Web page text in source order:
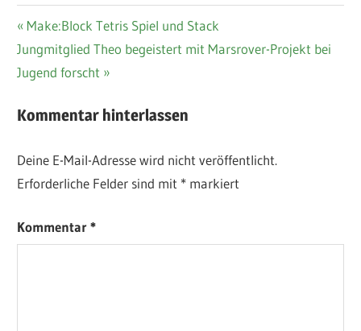
Beitragsnavigation
Vorheriger
Beitrag:
Make:Block Tetris Spiel und Stack
Nächster
Beitrag:
Jungmitglied Theo begeistert mit Marsrover-Projekt bei
Jugend forscht
Kommentar hinterlassen
Deine E-Mail-Adresse wird nicht veröffentlicht.
Erforderliche Felder sind mit * markiert
Kommentar*